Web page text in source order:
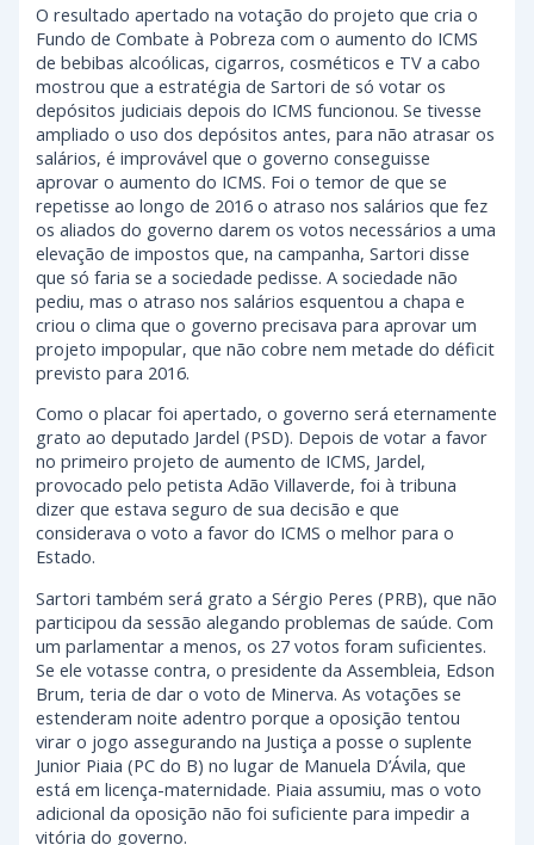
O resultado apertado na votação do projeto que cria o
Fundo de Combate à Pobreza com o aumento do ICMS
de bebibas alcoólicas, cigarros, cosméticos e TV a cabo
mostrou que a estratégia de Sartori de só votar os
depósitos judiciais depois do ICMS funcionou. Se tivesse
ampliado o uso dos depósitos antes, para não atrasar os
salários, é improvável que o governo conseguisse
aprovar o aumento do ICMS. Foi o temor de que se
repetisse ao longo de 2016 o atraso nos salários que fez
os aliados do governo darem os votos necessários a uma
elevação de impostos que, na campanha, Sartori disse
que só faria se a sociedade pedisse. A sociedade não
pediu, mas o atraso nos salários esquentou a chapa e
criou o clima que o governo precisava para aprovar um
projeto impopular, que não cobre nem metade do déficit
previsto para 2016.
Como o placar foi apertado, o governo será eternamente
grato ao deputado Jardel (PSD). Depois de votar a favor
no primeiro projeto de aumento de ICMS, Jardel,
provocado pelo petista Adão Villaverde, foi à tribuna
dizer que estava seguro de sua decisão e que
considerava o voto a favor do ICMS o melhor para o
Estado.
Sartori também será grato a Sérgio Peres (PRB), que não
participou da sessão alegando problemas de saúde. Com
um parlamentar a menos, os 27 votos foram suficientes.
Se ele votasse contra, o presidente da Assembleia, Edson
Brum, teria de dar o voto de Minerva. As votações se
estenderam noite adentro porque a oposição tentou
virar o jogo assegurando na Justiça a posse o suplente
Junior Piaia (PC do B) no lugar de Manuela D’Ávila, que
está em licença-maternidade. Piaia assumiu, mas o voto
adicional da oposição não foi suficiente para impedir a
vitória do governo.